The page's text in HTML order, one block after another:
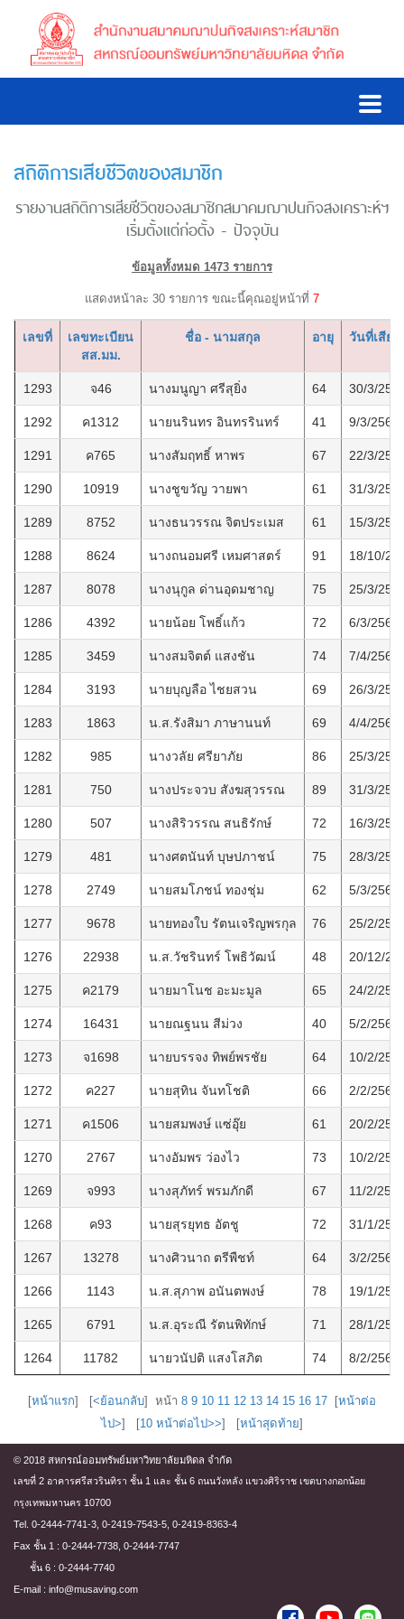
สถิติการเสียชีวิตของสมาชิก
รายงานสถิติการเสียชีวิตของสมาชิกสมาคมฌาปนกิจสงเคราะห์ฯ
เริ่มตั้งแต่ก่อตั้ง - ปัจจุบัน
ข้อมูลทั้งหมด 1473 รายการ
แสดงหน้าละ 30 รายการ ขณะนี้คุณอยู่หน้าที่ 7
เลขที่
เลขทะเบียน
สส.มม.
ชื่อ - นามสกุล อายุ วันที่เสีย
1293 จ46 นางมนูญา ศรีสุยิ่ง 64 30/3/
1292 ค1312 นายนรินทร อินทรรินทร์ 41 9/3/2568
1291 ค765 นางสัมฤทธิ์ หาพร 67 22/3/
1290 10919 นางชูขวัญ วายพา 61 31/3/
1289 8752 นางธนวรรณ จิตประเมส 61 15/3/
1288 8624 นางถนอมศรี เหมศาสตร์ 91 18/10/
1287 8078 นางนุกูล ด่านอุดมชาญ 75 25/3/
1286 4392 นายน้อย โพธิ์แก้ว 72 6/3/2568
1285 3459 นางสมจิตต์ แสงชัน 74 7/4/2568
1284 3193 นายบุญลือ ไชยสวน 69 26/3/
1283 1863 น.ส.รังสิมา ภาษานนท์ 69 4/4/2568
1282 985 นางวลัย ศรียาภัย 86 25/3/
1281 750 นางประจวบ สังฆสุวรรณ 89 31/3/
1280 507 นางสิริวรรณ สนธิรักษ์ 72 16/3/
1279 481 นางศตนันท์ บุษปภาชน์ 75 28/3/
1278 2749 นายสมโภชน์ ทองชุ่ม 62 5/3/2568
1277 9678 นายทองใบ รัตนเจริญพรกุล 76 25/2/
1276 22938 น.ส.วัชรินทร์ โพธิวัฒน์ 48 20/12/
1275 ค2179 นายมาโนช อะมะมูล 65 24/2/
1274 16431 นายณฐนน สีม่วง 40 5/2/2568
1273 จ1698 นายบรรจง ทิพย์พรชัย 64 10/2/
1272 ค227 นายสุทิน จันทโชติ 66 2/2/2568
1271 ค1506 นายสมพงษ์ แซ่อุ๊ย 61 20/2/
1270 2767 นางอัมพร ว่องไว 73 10/2/
1269 จ993 นางสุภัทร์ พรมภักดี 67 11/2/
1268 ค93 นายสุรยุทธ อัตชู 72 31/1/
1267 13278 นางศิวนาถ ตรีพืชท์ 64 3/2/2568
1266 1143 น.ส.สุภาพ อนันตพงษ์ 78 19/1/
1265 6791 น.ส.อุระณี รัตนพิทักษ์ 71 28/1/
1264 11782 นายวนัปติ แสงโสภิต 74 8/2/2568
[หน้าแรก] [<ย้อนกลับ] หน้า 8 9 10 11 12 13 14 15 16 17 [หน้าต่อ
ไป>] [10 หน้าต่อไป>>] [หน้าสุดท้าย]
© 2018 สหกรณ์ออมทรัพย์มหาวิทยาลัยมหิดล จำกัด
เลขที่ 2 อาคารศรีสวรินทิรา ชั้น 1 และ ชั้น 6 ถนนวังหลัง แขวงศิริราช เขตบางกอกน้อย
กรุงเทพมหานคร 10700
Tel. 0-2444-7741-3, 0-2419-7543-5, 0-2419-8363-4
Fax ชั้น 1 : 0-2444-7738, 0-2444-7747
ชั้น 6 : 0-2444-7740
E-mail : info@musaving.com